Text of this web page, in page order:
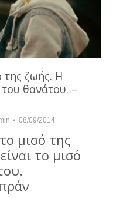
της ζωής. Η
του θανάτου. –
08/09/2014
μισό της
το μισό